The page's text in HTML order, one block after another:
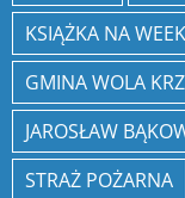
KSIĄŻKA NA
GMINA WOLA
JAROSŁAW
STRAŻ POŻARNA